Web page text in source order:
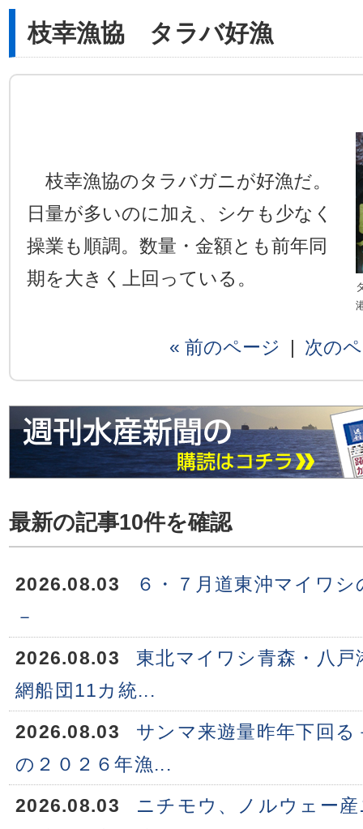
枝幸漁協 タラバ好漁
枝幸漁協のタラバガニが好漁だ。
日量が多いのに加え、シケも少なく
操業も順調。数量・金額とも前年同
期を大きく上回っている。
« 前のページ | 次の
最新の記事10件を確認
2026.08.03
６・７月道東沖マイワ
－
2026.08.03
東北マイワシ青森・八
網船団11カ統...
2026.08.03
サンマ来遊量昨年下回
の２０２６年漁...
2026.08.03
ニチモウ、ノルウェー